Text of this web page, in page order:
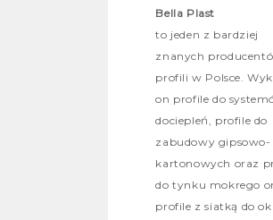
Bella Plast
to jeden z bardziej
znanych
profili w Polsce.
on profile do
dociepleń, profile do
zabudowy gipsowo-
kartonowych oraz
do tynku mokrego
profile z siatką do